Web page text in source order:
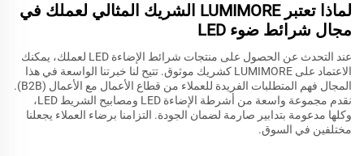
لماذا تعتبر LUMIMORE الشريك المثالي لعملك في
مجال شرائط ضوء LED
عند التحدث عن الحصول على منتجات شرائط الإضاءة LED لعملك، يمكنك
الاعتماد على LUMIMORE كشريك موثوق. تتيح لنا خبرتنا الواسعة في هذا
المجال فهم المتطلبات الفريدة للعملاء من قطاع الأعمال مع الأعمال (B2B).
نقدم مجموعة واسعة من أشرطة الإضاءة LED ومصابيح الشريط LED،
وكلها مدعومة بتدابير صارمة لضمان الجودة. التزامنا برضاء العملاء يجعلنا
مختلفين في السوق.